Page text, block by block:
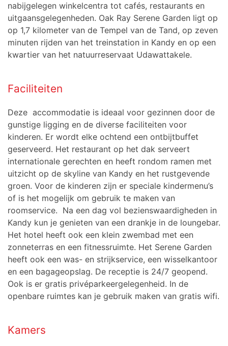
nabijgelegen winkelcentra tot cafés, restaurants en
uitgaansgelegenheden. Oak Ray Serene Garden ligt op
op 1,7 kilometer van de Tempel van de Tand, op zeven
minuten rijden van het treinstation in Kandy en op een
kwartier van het natuurreservaat Udawattakele.
Faciliteiten
Deze accommodatie is ideaal voor gezinnen door de
gunstige ligging en de diverse faciliteiten voor
kinderen. Er wordt elke ochtend een ontbijtbuffet
geserveerd. Het restaurant op het dak serveert
internationale gerechten en heeft rondom ramen met
uitzicht op de skyline van Kandy en het rustgevende
groen. Voor de kinderen zijn er speciale kindermenu’s
of is het mogelijk om gebruik te maken van
roomservice. Na een dag vol bezienswaardigheden in
Kandy kun je genieten van een drankje in de loungebar.
Het hotel heeft ook een klein zwembad met een
zonneterras en een fitnessruimte. Het Serene Garden
heeft ook een was- en strijkservice, een wisselkantoor
en een bagageopslag. De receptie is 24/7 geopend.
Ook is er gratis privéparkeergelegenheid. In de
openbare ruimtes kan je gebruik maken van gratis wifi.
Kamers